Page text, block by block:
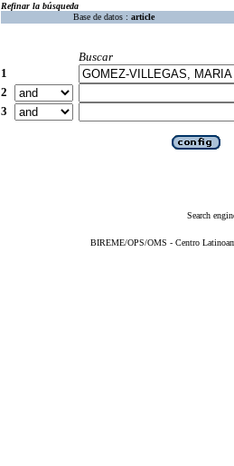
Refinar la búsqueda
Base de datos : article
Buscar
1
2
3
Search
BIREME/OPS/OMS - Centro